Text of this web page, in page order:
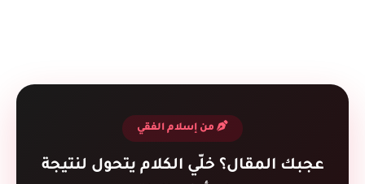
من إسلام الفقي
عجبك المقال؟ خلّي الكلام يتحول لنتيجة